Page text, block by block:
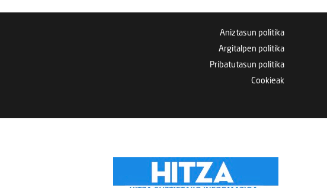
Aniztasun politika
Argitalpen politika
Pribatutasun politika
Cookieak